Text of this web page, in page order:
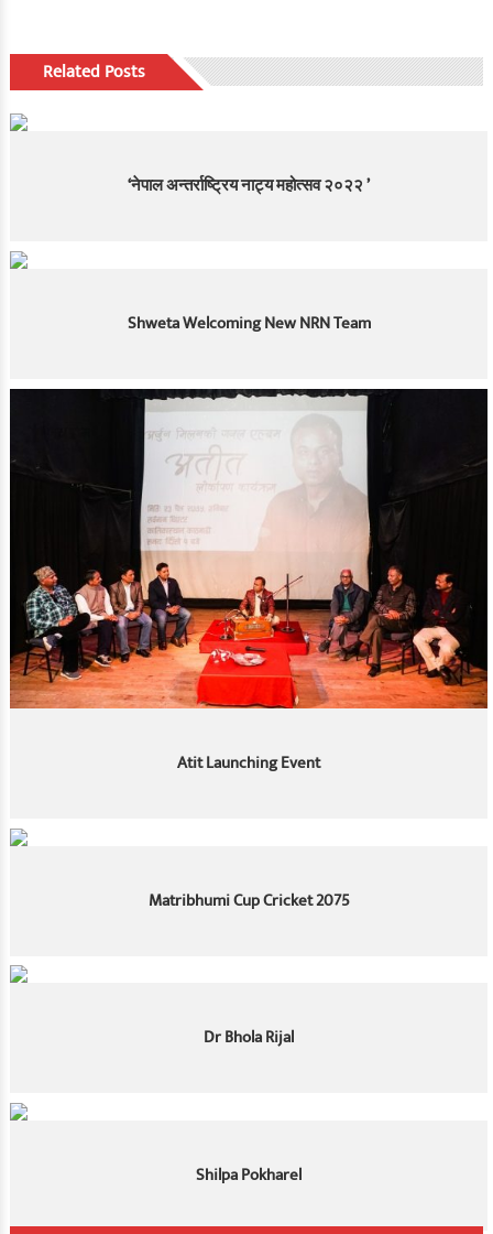
Related Posts
‘नेपाल अन्तर्राष्ट्रिय नाट्य महोत्सव २०२२ ’
Shweta Welcoming New NRN Team
Atit Launching Event
Matribhumi Cup Cricket 2075
Dr Bhola Rijal
Shilpa Pokharel